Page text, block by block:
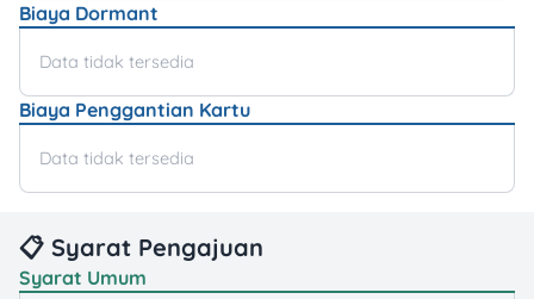
Biaya Dormant
Data tidak tersedia
Biaya Penggantian Kartu
Data tidak tersedia
📋 Syarat Pengajuan
Syarat Umum